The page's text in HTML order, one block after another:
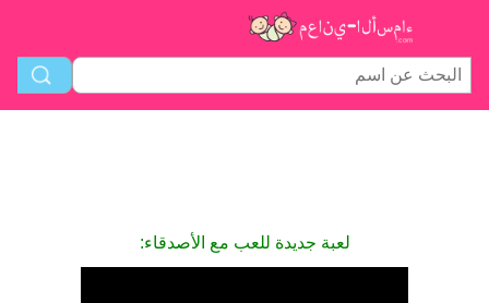
لعبة جديدة للعب مع الأصدقاء: